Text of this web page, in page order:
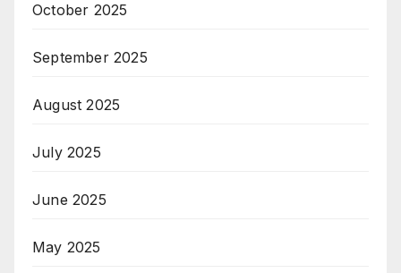
October 2025
September 2025
August 2025
July 2025
June 2025
May 2025